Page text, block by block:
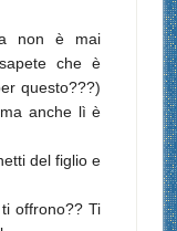
non è mai
che è
questo???)
anche lì è
del figlio e
offrono?? Ti